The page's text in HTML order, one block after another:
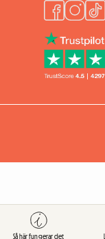
Så här fungerar det